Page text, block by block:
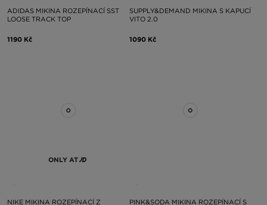
ADIDAS MIKINA ROZEPÍNACÍ SST
LOOSE TRACK TOP
1190 Kč
SUPPLY&DEMAND MIKINA S KAPUCÍ
VITO 2.0
1090 Kč
ONLY AT
NIKE MIKINA ROZEPÍNACÍ Z
PINK&SODA MIKINA ROZEPÍNACÍ S